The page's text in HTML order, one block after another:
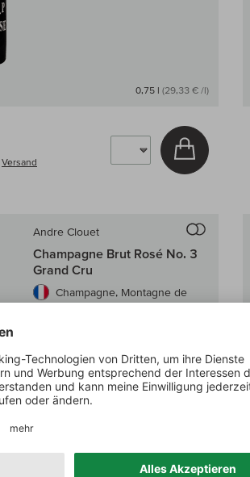
0,75 l (29,33 € /l)
Versand
In den
Andre Clouet
Champagne Brut Rosé No. 3
Grand Cru
Champagne, Montagne de
strukturiert
fruchtbetont
saftig